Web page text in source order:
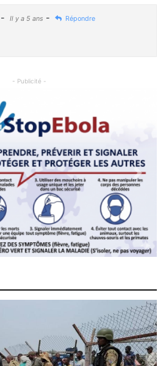
- Il y a 5 ans - Répondre
- Publicité -
Next